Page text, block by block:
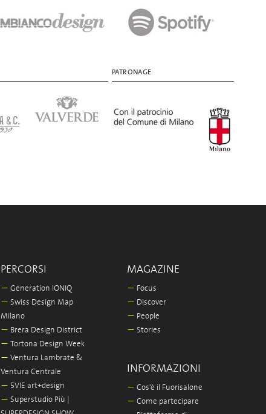
PATRONAGE
PERCORSI
— Generation IONIQ
— Swiss Design Map
Milano
— Brera Design District
— Tortona Design Week
— Ventura Lambrate &
Ventura Centrale
— 5VIE art+design
— Superstudio Più |
MAGAZINE
— Focus
— Discover
— People
— Stories
INFORMAZIONI
— Cos'è il Fuorisalone
— Come partecipare